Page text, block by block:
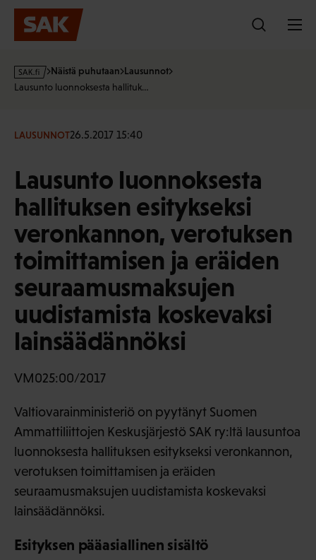
Hyppää
sisältöön
s
a
f
Näistä puhutaan Lausunnot
Lausunto luonnoksesta hallituk…
LAUSUNNOT26.5.2017 15:40
Lausunto luonnoksesta
hallituksen esitykseksi
veronkannon, verotuksen
toimittamisen ja eräiden
seuraamusmaksujen
uudistamista koskevaksi
lainsäädännöksi
VM025:00/2017
Valtiovarainministeriö on pyytänyt Suomen
Ammattiliittojen Keskusjärjestö SAK ry:ltä lausuntoa
luonnoksesta hallituksen esitykseksi veronkannon,
verotuksen toimittamisen ja eräiden
seuraamusmaksujen uudistamista koskevaksi
lainsäädännöksi.
Esityksen pääasiallinen sisältö